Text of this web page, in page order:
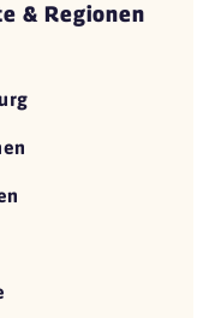
& Regionen